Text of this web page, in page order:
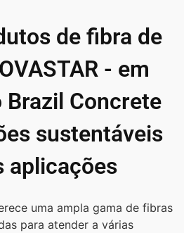
de fibra de
- em
Brazil Concrete
sustentáveis
aplicações
uma ampla gama de fibras
para atender a várias